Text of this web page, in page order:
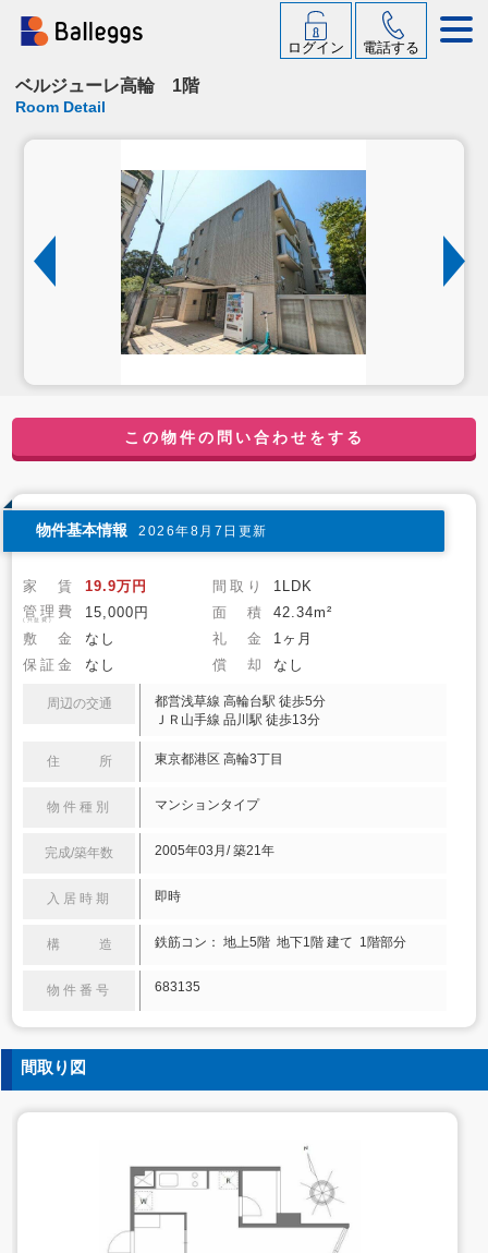
ログイン 電話する
ベルジューレ高輪 1階
Room Detail
この物件の問い合わせをする
物件基本情報 2026年8月7日更新
家 賃 19.9万円 間取り
1LDK
管理費
(共益費) 15,000円 面 積
42.34m²
敷 金
なし 礼 金
1ヶ月
保証金
なし 償 却 なし
周辺の交通
都営浅草線 高輪台駅 徒歩5分
ＪＲ山手線 品川駅 徒歩13分
住 所 東京都港区 高輪3丁目
物件種別 マンションタイプ
完成/築年数 2005年03月/ 築21年
入居時期 即時
構 造 鉄筋コン： 地上5階 地下1階 建て 1階部分
物件番号 683135
間取り図